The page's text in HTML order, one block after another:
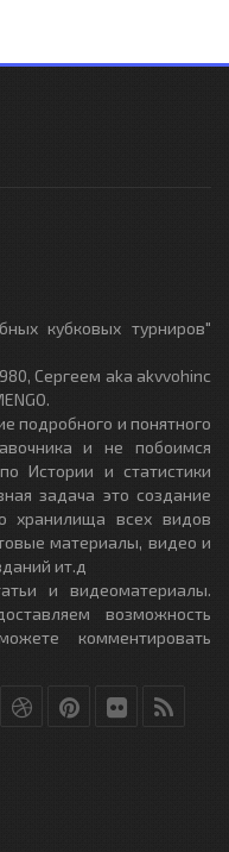
кубковых турниров"
Сергеем aka akvvohinc
подробного и понятного
и не побоимся
Истории и статистики
задача это создание
хранилища всех видов
материалы, видео и
ит.д
и видеоматериалы.
возможность
комментировать